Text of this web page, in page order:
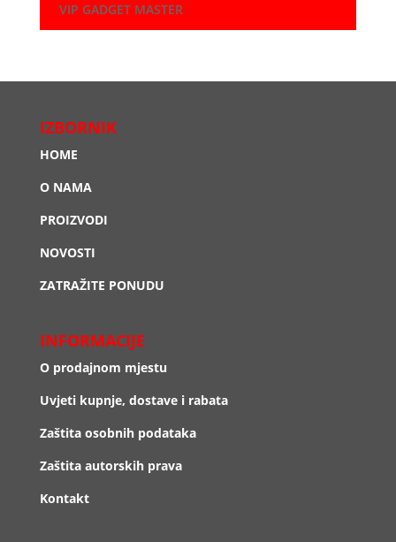
VIP GADGET MASTER
IZBORNIK
HOME
O NAMA
PROIZVODI
NOVOSTI
ZATRAŽITE PONUDU
INFORMACIJE
O prodajnom mjestu
Uvjeti kupnje, dostave i rabata
Zaštita osobnih podataka
Zaštita autorskih prava
Kontakt